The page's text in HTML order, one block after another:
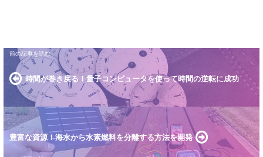
時間が巻き戻る！量子コンピュータを使って時間の逆転に成功
豊富な資源！海水から水素燃料を分離する方法を開発